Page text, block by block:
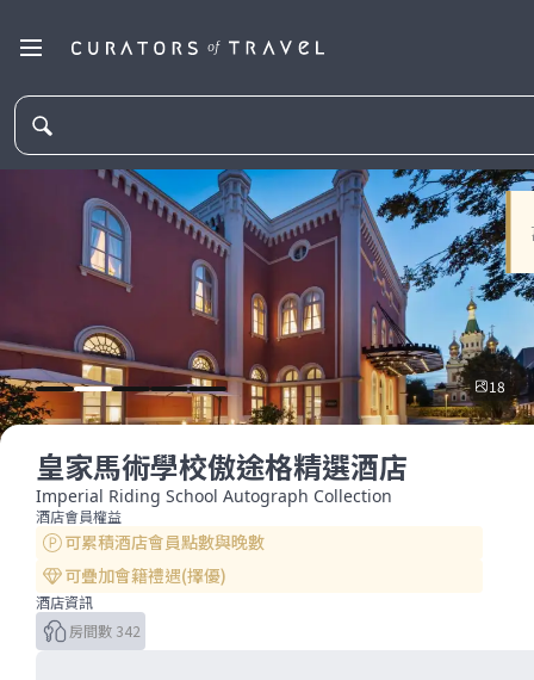
18
皇家馬術學校傲途格精選酒店
Imperial Riding School Autograph Collection
酒店會員權益
可累積酒店會員點數與晚數
可疊加會籍禮遇(擇優)
酒店資訊
房間數 342